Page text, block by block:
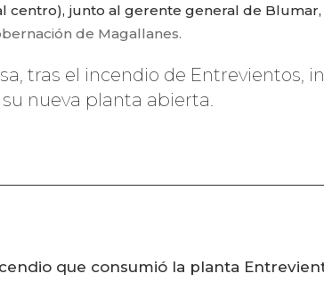
centro), junto al gerente general de
de Magallanes.
tras el incendio de Entrevientos,
nueva planta abierta.
que consumió la planta